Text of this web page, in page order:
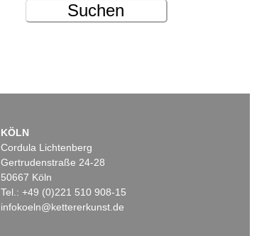
Suchen
KÖLN
Cordula Lichtenberg
Gertrudenstraße 24-28
50667 Köln
Tel.: +49 (0)221 510 908-15
infokoeln@kettererkunst.de